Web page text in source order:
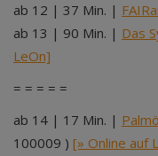
ab 12 | 37 Min. |
ab 13 | 90 Min. | Das
LeOn]
= = = = =
ab 14 | 17 Min. |
100009 ) [» Online auf